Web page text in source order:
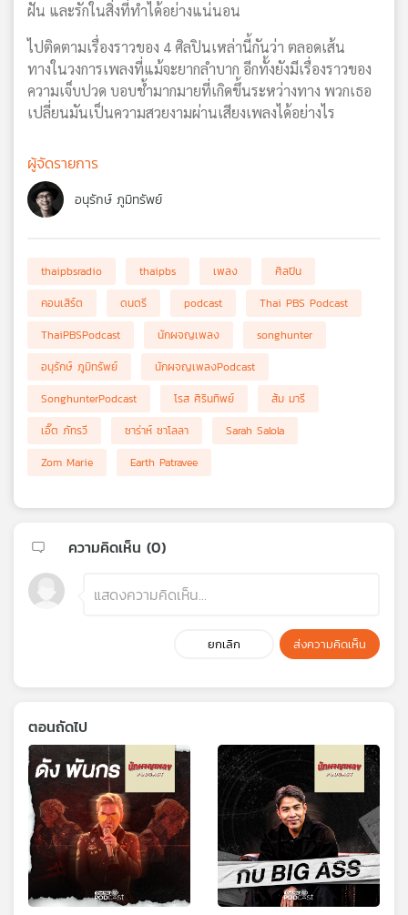
ฝัน และรักในสิ่งที่ทำได้อย่างแน่นอน
ไปติดตามเรื่องราวของ 4 ศิลปินเหล่านี้กันว่า ตลอดเส้น
ทางในวงการเพลงที่แม้จะยากลำบาก อีกทั้งยังมีเรื่องราวของ
ความเจ็บปวด บอบช้ำมากมายที่เกิดขึ้นระหว่างทาง พวกเธอ
เปลี่ยนมันเป็นความสวยงามผ่านเสียงเพลงได้อย่างไร
ผู้จัดรายการ
อนุรักษ์ ภูมิทรัพย์
thaipbsradio thaipbs เพลง
ศิลปิน
คอนเสิร์ต
ดนตรี podcast
Thai PBS Podcast
ThaiPBSPodcast
นักผจญเพลง
songhunter
อนุรักษ์ ภูมิทรัพย์
นักผจญเพลงPodcast
SonghunterPodcast
โรส ศิรินทิพย์
ส้ม มารี
เอิ๊ต ภัทรวี
ซาร่าห์ ซาโลลา
Sarah Salola
Zom Marie
Earth Patravee
ความคิดเห็น (0)
ยกเลิก ส่งความคิดเห็น
ตอนถัดไป